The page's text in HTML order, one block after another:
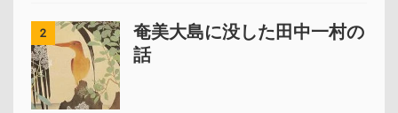
2
奄美大島に没した田中一村の
話